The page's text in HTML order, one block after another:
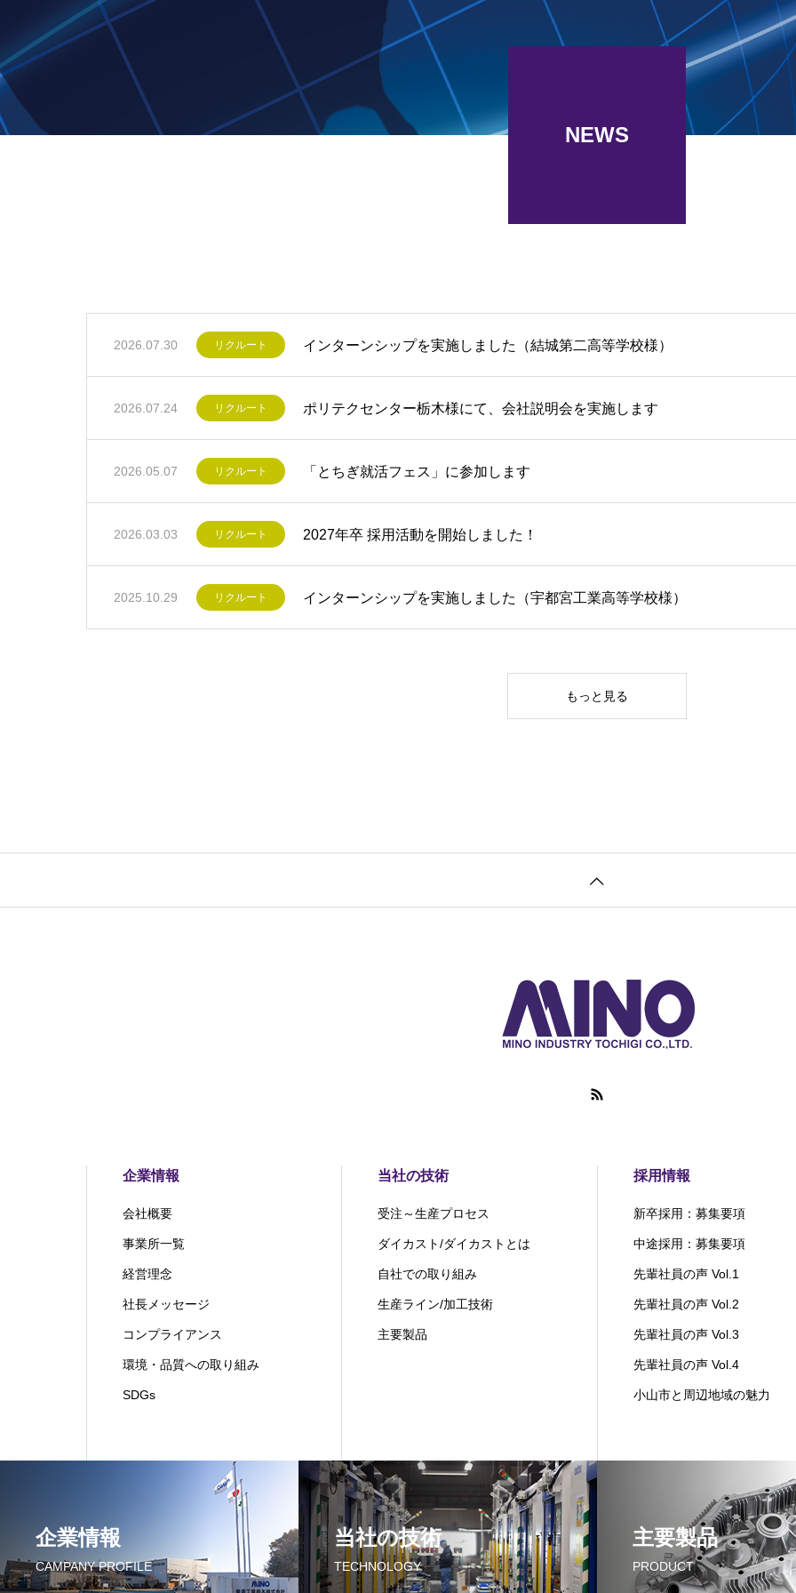
NEWS
2026.07.30 リクルート インターンシップを実施しました（結城第二高等学校様）
2026.07.24 リクルート ポリテクセンター栃木様にて、会社説明会を実施します
2026.05.07 リクルート 「とちぎ就活フェス」に参加します
2026.03.03 リクルート 2027年卒 採用活動を開始しました！
2025.10.29 リクルート インターンシップを実施しました（宇都宮工業高等学校様）
もっと見る
企業情報
会社概要
事業所一覧
経営理念
社長メッセージ
コンプライアンス
環境・品質への取り組み
SDGs
当社の技術
受注～生産プロセス
ダイカスト/ダイカストとは
自社での取り組み
生産ライン/加工技術
主要製品
採用情報
新卒採用：募集要項
中途採用：募集要項
先輩社員の声 Vol.1
先輩社員の声 Vol.2
先輩社員の声 Vol.3
先輩社員の声 Vol.4
小山市と周辺地域の魅力
企業情報
CAMPANY PROFILE
当社の技術
TECHNOLOGY
主要製品
PRODUCT